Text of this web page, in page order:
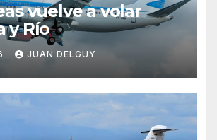
vuelve a volar
y Río
JUAN DELGUY